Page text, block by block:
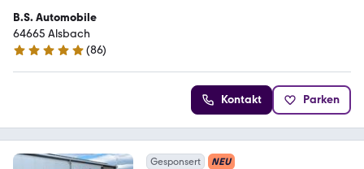
B.S. Automobile
64665 Alsbach
4.8 Sterne
(86)
Kontakt Parken
Gesponsert NEU